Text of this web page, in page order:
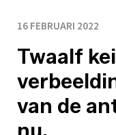
16 FEBRUARI 2022
Twaalf
van de